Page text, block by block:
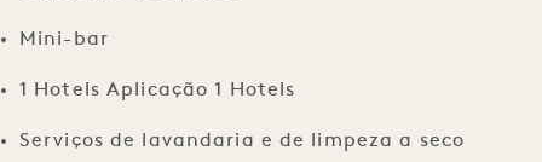
Mini-bar
1 Hotels Aplicação 1 Hotels
Serviços de lavandaria e de limpeza a seco